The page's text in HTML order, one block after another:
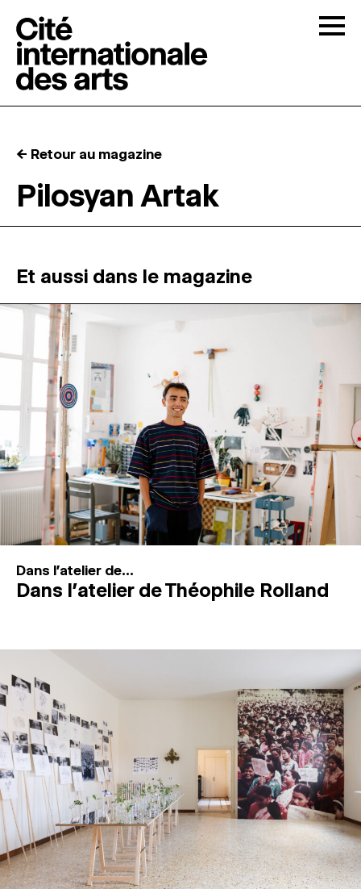
RÉSIDENCES ↓
ATELIERS OUVERTS
PROGRAMMATION
MAGAZINE
ESPACES DE PRATIQUE ARTISTIQUE ↓
Recherche
Connexion
← Retour au magazine
Pilosyan Artak
Et aussi dans le magazine
Dans l'atelier de...
Dans l’atelier de Théophile Rolland